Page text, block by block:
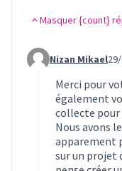
Masquer {count}
Commentaire 238
Nizan Mikael
Merci pour
également
collecte pour
Nous avons
apparement
sur un projet